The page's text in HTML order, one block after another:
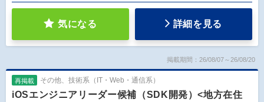
気になる 詳細を見る
掲載期間：26/08/07～26/08/20
再掲載 その他、技術系（IT・Web・通信系）
iOSエンジニアリーダー候補（SDK開発）<地方在住